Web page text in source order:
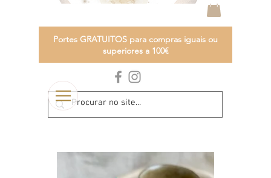
Portes GRATUITOS para compras iguais ou
superiores a 100€